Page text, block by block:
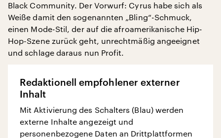
Black Community. Der Vorwurf: Cyrus habe sich als
Weiße damit den sogenannten „Bling“-Schmuck,
einen Mode-Stil, der auf die afroamerikanische Hip-
Hop-Szene zurück geht, unrechtmäßig angeeignet
und schlage daraus nun Profit.
Redaktionell empfohlener externer
Inhalt
Mit Aktivierung des Schalters (Blau) werden
externe Inhalte angezeigt und
personenbezogene Daten an Drittplattformen